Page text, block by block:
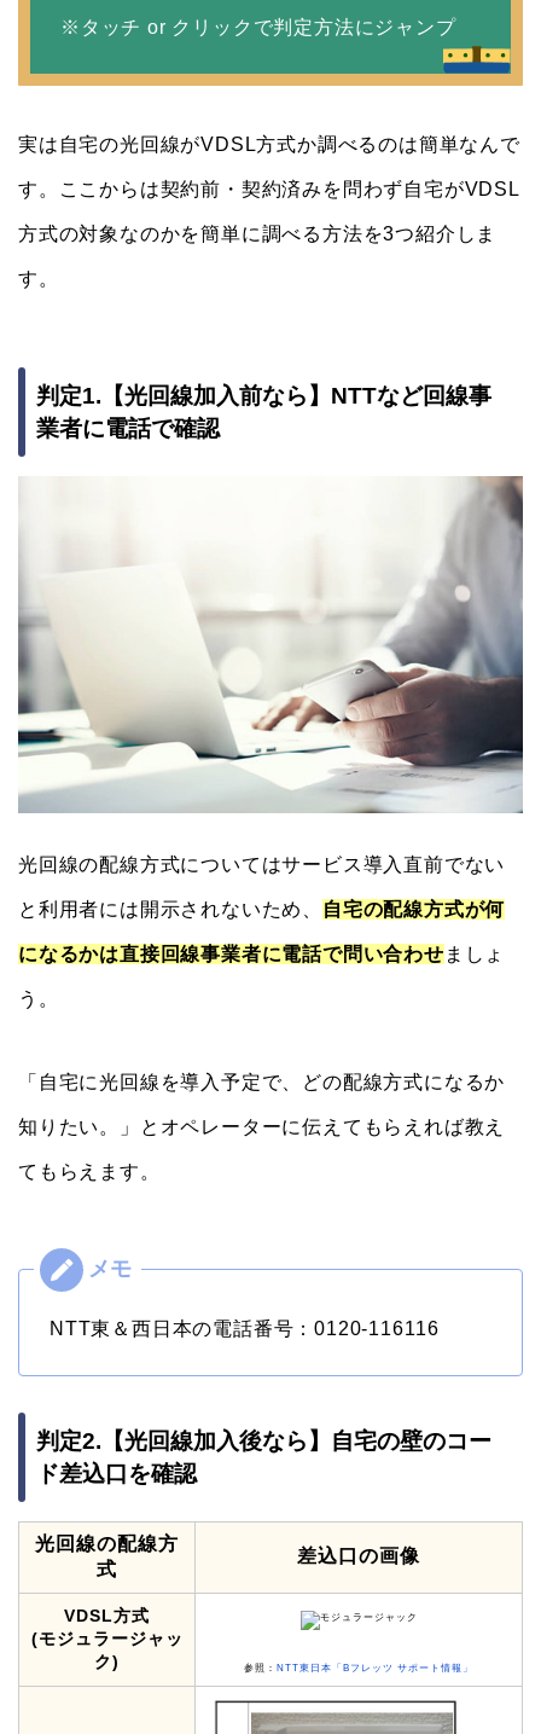
※タッチ or クリックで判定方法にジャンプ
実は自宅の光回線がVDSL方式か調べるのは簡単なんで
す。ここからは契約前・契約済みを問わず自宅がVDSL
方式の対象なのかを簡単に調べる方法を3つ紹介しま
す。
判定1.【光回線加入前なら】NTTなど回線事
業者に電話で確認
光回線の配線方式についてはサービス導入直前でない
と利用者には開示されないため、 自宅の配線方式が何
になるかは直接回線事業者に電話で問い合わせ ましょ
う。
「自宅に光回線を導入予定で、どの配線方式になるか
知りたい。」とオペレーターに伝えてもらえれば教え
てもらえます。
NTT東＆西日本の電話番号：0120-116116
判定2.【光回線加入後なら】自宅の壁のコー
ド差込口を確認
光回線の配線方
式
差込口の画像
VDSL方式
(モジュラージャッ
ク)
参照： NTT東日本「Bフレッツ サポート情報」